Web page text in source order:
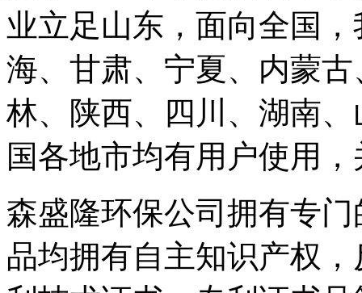
业立足山东，面向全国
海、甘肃、宁夏、内蒙
林、陕西、四川、湖南
国各地市均有用户使用
森盛隆环保公司拥有专
品均拥有自主知识产权